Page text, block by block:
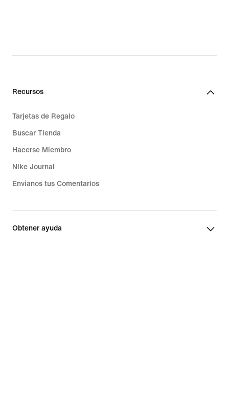
Recursos
Tarjetas de Regalo
Buscar Tienda
Hacerse Miembro
Nike Journal
Envíanos tus Comentarios
Obtener ayuda